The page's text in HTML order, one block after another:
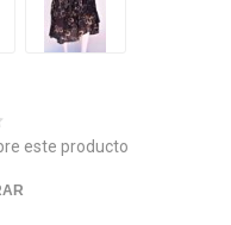
este producto